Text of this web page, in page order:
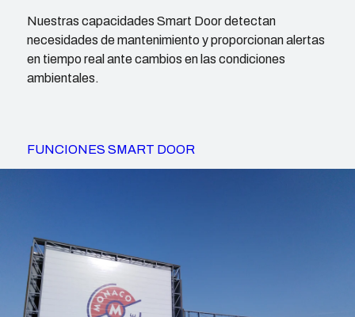
Nuestras capacidades Smart Door detectan
necesidades de mantenimiento y proporcionan alertas
en tiempo real ante cambios en las condiciones
ambientales.
FUNCIONES SMART DOOR